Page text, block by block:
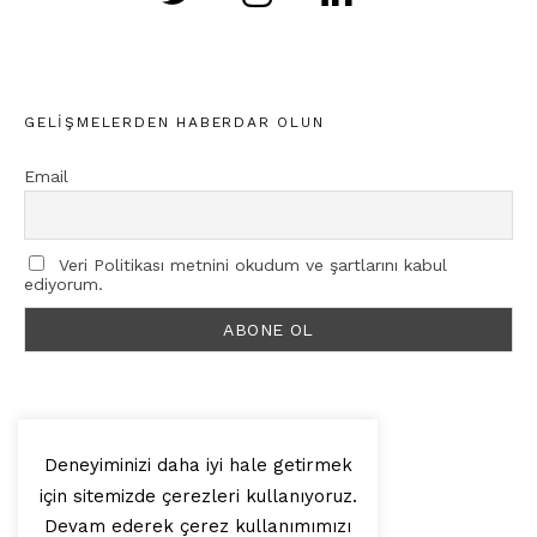
GELIŞMELERDEN HABERDAR OLUN
Email
Veri Politikası metnini okudum ve şartlarını kabul
ediyorum.
© 2025, Artilop
Deneyiminizi daha iyi hale getirmek
için sitemizde çerezleri kullanıyoruz.
Devam ederek çerez kullanımımızı